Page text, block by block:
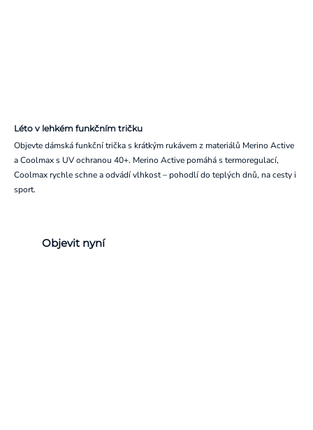
Léto v lehkém funkčním tričku
Objevte dámská funkční trička s krátkým rukávem z materiálů Merino Active
a Coolmax s UV ochranou 40+. Merino Active pomáhá s termoregulací,
Coolmax rychle schne a odvádí vlhkost – pohodlí do teplých dnů, na cesty i
sport.
Objevit nyní